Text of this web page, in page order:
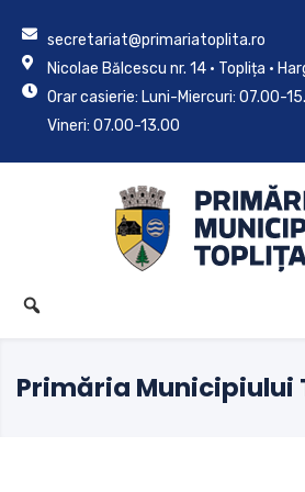
secretariat@primariatoplita.ro
Nicolae Bălcescu nr. 14 • Toplița •
Orar casierie: Luni-Miercuri: 07.00-
Vineri: 07.00-13.00
Primăria Municipiului